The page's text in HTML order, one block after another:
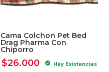
Cama Colchon Pet Bed
Drag Pharma Con
Chiporro
$26.000 check_circle Hay Existencias